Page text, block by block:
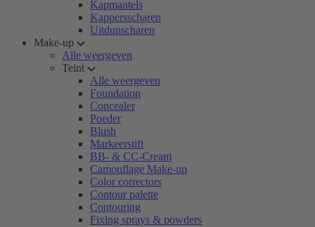
Kapmantels
Kappersscharen
Uitdunscharen
Make-up
Alle weergeven
Teint
Alle weergeven
Foundation
Concealer
Poeder
Blush
Markeerstift
BB- & CC-Cream
Camouflage Make-up
Color correctors
Contour palette
Contouring
Fixing sprays & powders